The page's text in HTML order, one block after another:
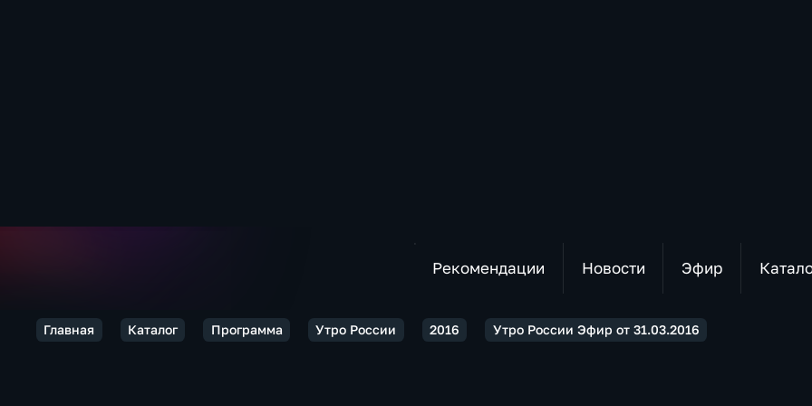
Рекомендации Новости Эфир
Главная Каталог Программа Утро России 2016 Утро России Эфир от 31.03.2016